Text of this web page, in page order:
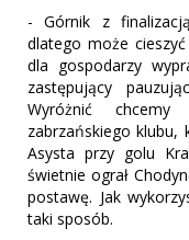
- Górnik z
dlatego może
dla gospodarzy
zastępujący
Wyróżnić chcemy
zabrzańskiego klubu,
Asysta przy golu
świetnie ograł
postawę. Jak
taki sposób.